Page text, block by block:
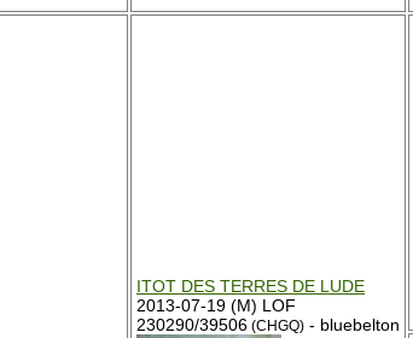
ITOT DES TERRES DE LUDE
2013-07-19 (M) LOF
230290/39506 (CHGQ) - bluebelton